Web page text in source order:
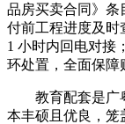
品房买卖合同》条
付前工程进度及时
1 小时内回电对接
环处置，全面保障
教育配套是广粤
本丰硕且优良，笼